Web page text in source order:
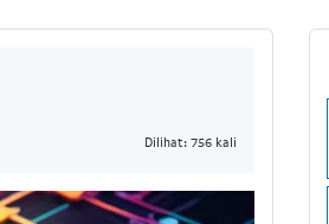
Dilihat: 756 kali